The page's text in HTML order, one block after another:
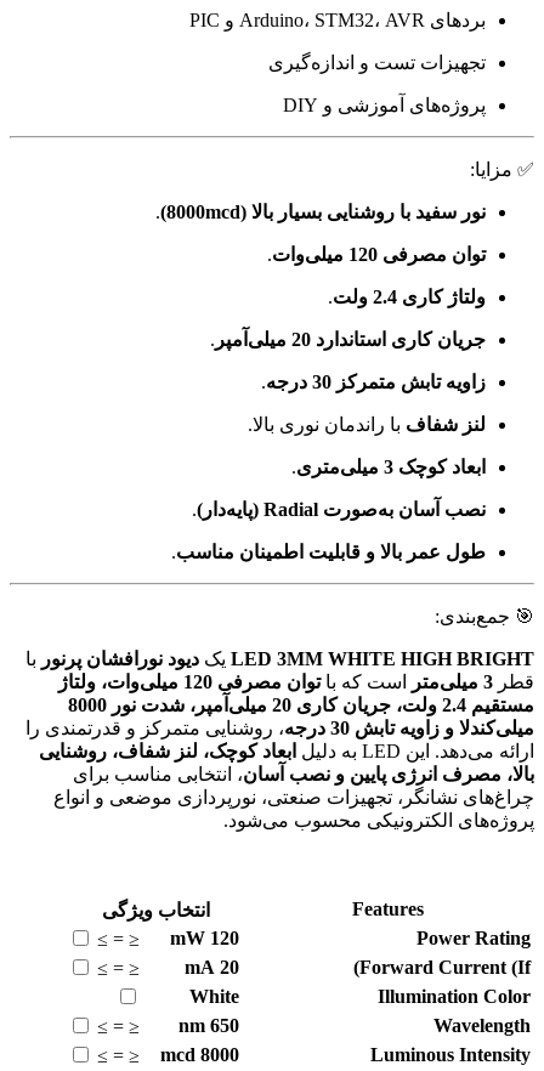
بردهای Arduino، STM32، AVR و PIC
تجهیزات تست و اندازه‌گیری
پروژه‌های آموزشی و DIY
✅ مزایا:
نور سفید با روشنایی بسیار بالا (8000mcd) .
توان مصرفی 120 میلی‌وات .
ولتاژ کاری 2.4 ولت .
جریان کاری استاندارد 20 میلی‌آمپر .
زاویه تابش متمرکز 30 درجه .
لنز شفاف با راندمان نوری بالا.
ابعاد کوچک 3 میلی‌متری .
نصب آسان به‌صورت Radial (پایه‌دار) .
طول عمر بالا و قابلیت اطمینان مناسب.
🎯 جمع‌بندی:
LED 3MM WHITE HIGH BRIGHT یک دیود نورافشان پرنور با
قطر 3 میلی‌متر است که با
توان مصرفی 120 میلی‌وات، ولتاژ
مستقیم 2.4 ولت، جریان کاری 20 میلی‌آمپر، شدت نور 8000
میلی‌کندلا و زاویه تابش 30 درجه
، روشنایی متمرکز و قدرتمندی را
ارائه می‌دهد. این LED به دلیل
ابعاد کوچک، لنز شفاف، روشنایی
بالا، مصرف انرژی پایین و نصب آسان، انتخابی مناسب برای
چراغ‌های نشانگر، تجهیزات صنعتی، نورپردازی موضعی و انواع
پروژه‌های الکترونیکی محسوب می‌شود.
Features
انتخاب ویژگی
Power Rating
120
mW
≤
=
≥
Forward Current (If)
20
mA
≤
=
≥
Illumination Color
White
Wavelength
650
nm
≤
=
≥
Luminous Intensity
8000
mcd
≤
=
≥